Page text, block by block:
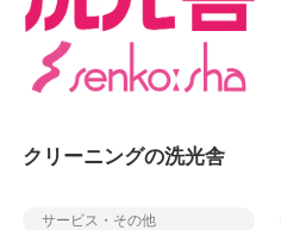
クリーニングの洗光舎
サービス・その他